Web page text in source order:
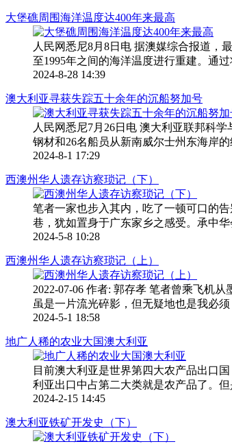
大堡礁周围海洋温度达400年来最高
人民网悉尼8月8日电 据澳媒综合报道，
至1995年之间的海洋温度进行重建。通过
2024-8-28 14:39
澳大利亚寻获失踪五十余年的沉船努加号
人民网悉尼7月26日电 澳大利亚联邦科
钢材和26名船员从新南威尔士州东海岸的
2024-8-1 17:29
西澳州华人遗存访察琐记（下）
笔者一家也步入其内，吃了一顿可口的
巷，犹如置身于广东家乡之感受。承中华
2024-5-8 10:28
西澳州华人遗存访察琐记（上）
2022-07-06 作者: 郭存孝 笔者曾乘飞机
虽是一片流光碎影，但无疑地也是我必须
2024-5-1 18:58
地广人稀的农业大国澳大利亚
目前澳大利亚是世界第四大农产品出口
利亚出口中占第二大类就是农产品了。但
2024-2-15 14:45
澳大利亚铁矿开发史（下）